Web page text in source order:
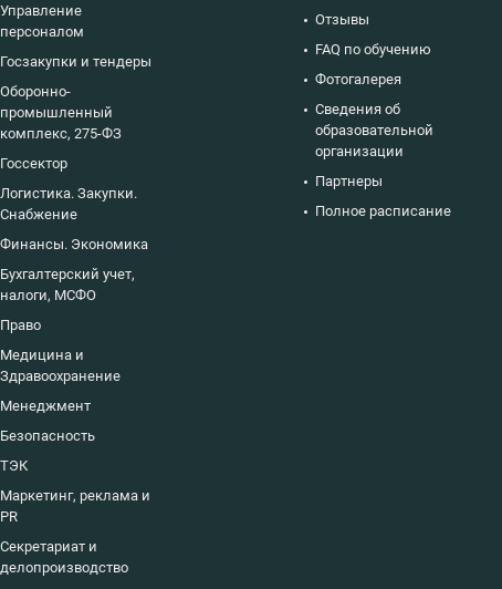
Управление
персоналом
Госзакупки и тендеры
Оборонно-
промышленный
комплекс, 275-ФЗ
Госсектор
Логистика. Закупки.
Снабжение
Финансы. Экономика
Бухгалтерский учет,
налоги, МСФО
Право
Медицина и
Здравоохранение
Менеджмент
Безопасность
ТЭК
Маркетинг, реклама и
PR
Секретариат и
делопроизводство
Отзывы
FAQ по обучению
Фотогалерея
Сведения об
образовательной
организации
Партнеры
Полное расписание